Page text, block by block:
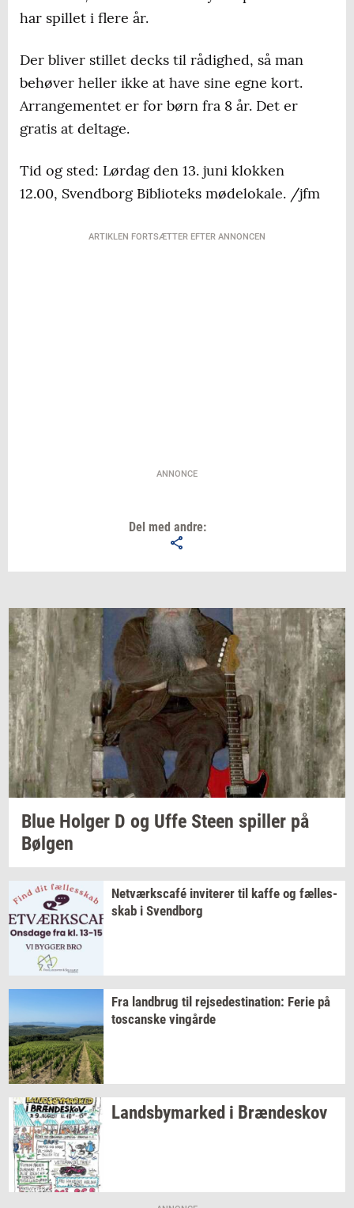
har spillet i flere år.
Der bliver stillet decks til rådighed, så man
behøver heller ikke at have sine egne kort.
Arrangementet er for børn fra 8 år. Det er
gratis at deltage.
Tid og sted: Lørdag den 13. juni klokken
12.00, Svendborg Biblioteks mødelokale. /jfm
ARTIKLEN FORTSÆTTER EFTER ANNONCEN
ANNONCE
Del med andre:
Blue Hol­ger D og Uffe Steen spil­ler på
Bøl­gen
Netværkscafé in­vi­te­rer til kaffe og fæl­les­
skab i Svend­borg
Fra land­brug til rej­se­desti­na­tion: Ferie på
toscan­ske vin­går­de
Lands­by­mar­ked i Bræn­de­skov